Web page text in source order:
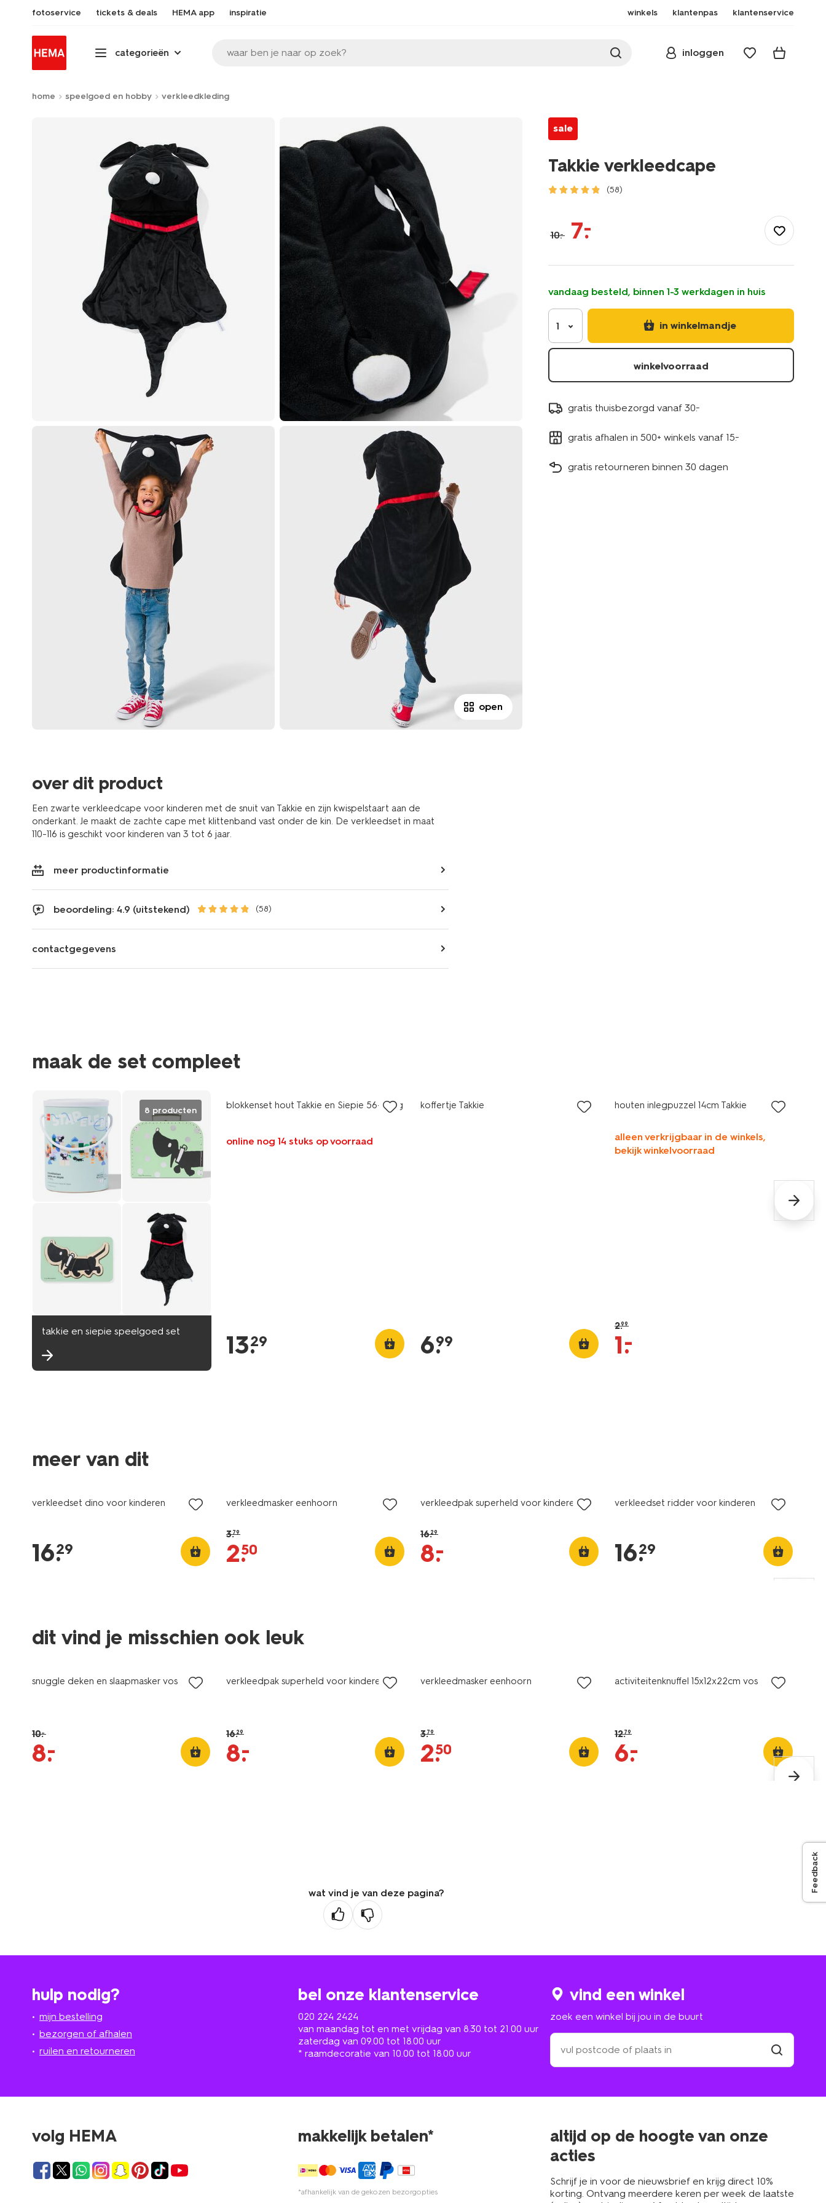
fotoservice tickets & deals HEMA app inspiratie winkels klantenpas klantenservice
categorieën waar ben je naar op zoek? inloggen
home speelgoed en hobby verkleedkleding
open
over dit product
Een zwarte verkleedcape voor kinderen met de snuit van Takkie en zijn kwispelstaart aan de
onderkant. Je maakt de zachte cape met klittenband vast onder de kin. De verkleedset in maat
110-116 is geschikt voor kinderen van 3 tot 6 jaar.
meer productinformatie
beoordeling: 4.9 (uitstekend) (58)
contactgegevens
sale
Takkie verkleedcape
(58)
verkleedcape-
10.– 7.
–
vandaag besteld, binnen 1-3 werkdagen in huis
1 in winkelmandje
winkelvoorraad
gratis thuisbezorgd vanaf 30.-
gratis afhalen in 500+ winkels vanaf 15.-
gratis retourneren binnen 30 dagen
maak de set compleet
8 producten
takkie en siepie speelgoed set
blokkenset hout Takkie en Siepie 56-delig
online nog 14 stuks op voorraad
13.
29
koffertje Takkie
6.
99
houten inlegpuzzel 14cm Takkie
alleen verkrijgbaar in de winkels,
bekijk winkelvoorraad
2.99
1.
–
meer van dit
verkleedset dino voor kinderen
16.
29
verkleedmasker eenhoorn
3.79
2.
50
verkleedpak superheld voor kinderen
16.29
8.
–
verkleedset ridder voor kinderen
16.
29
dit vind je misschien ook leuk
snuggle deken en slaapmasker vos
10.–
8.
–
verkleedpak superheld voor kinderen
16.29
8.
–
verkleedmasker eenhoorn
3.79
2.
50
activiteitenknuffel 15x12x22cm vos
12.79
6.
–
wat vind je van deze pagina?
hulp nodig?
mijn bestelling
bezorgen of afhalen
ruilen en retourneren
bel onze klantenservice
020 224 2424
van maandag tot en met vrijdag van 8.30 tot 21.00 uur
zaterdag van 09.00 tot 18.00 uur
* raamdecoratie van 10.00 tot 18.00 uur
vind een winkel
zoek een winkel bij jou in de buurt
zoek
een
winkel
in
volg HEMA makkelijk betalen*
*afhankelijk van de gekozen bezorgopties
altijd op de hoogte van onze
acties
Schrijf je in voor de nieuwsbrief en krijg direct 10%
korting. Ontvang meerdere keren per week de laatste
Feedback